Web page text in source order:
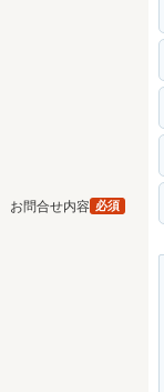
お問合せ内容 必須